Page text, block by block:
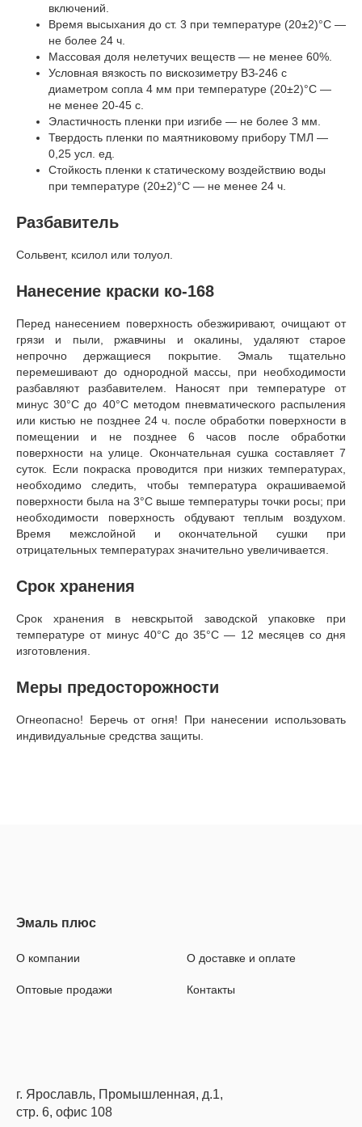
включений.
Время высыхания до ст. 3 при температуре (20±2)°C —
не более 24 ч.
Массовая доля нелетучих веществ — не менее 60%.
Условная вязкость по вискозиметру ВЗ-246 с
диаметром сопла 4 мм при температуре (20±2)°C —
не менее 20-45 с.
Эластичность пленки при изгибе — не более 3 мм.
Твердость пленки по маятниковому прибору ТМЛ —
0,25 усл. ед.
Стойкость пленки к статическому воздействию воды
при температуре (20±2)°C — не менее 24 ч.
Разбавитель
Сольвент, ксилол или толуол.
Нанесение краски ко-168
Перед нанесением поверхность обезжиривают, очищают от
грязи и пыли, ржавчины и окалины, удаляют старое
непрочно держащиеся покрытие. Эмаль тщательно
перемешивают до однородной массы, при необходимости
разбавляют разбавителем. Наносят при температуре от
минус 30°C до 40°C методом пневматического распыления
или кистью не позднее 24 ч. после обработки поверхности в
помещении и не позднее 6 часов после обработки
поверхности на улице. Окончательная сушка составляет 7
суток. Если покраска проводится при низких температурах,
необходимо следить, чтобы температура окрашиваемой
поверхности была на 3°С выше температуры точки росы; при
необходимости поверхность обдувают теплым воздухом.
Время межслойной и окончательной сушки при
отрицательных температурах значительно увеличивается.
Срок хранения
Срок хранения в невскрытой заводской упаковке при
температуре от минус 40°C до 35°C — 12 месяцев со дня
изготовления.
Меры предосторожности
Огнеопасно! Беречь от огня! При нанесении использовать
индивидуальные средства защиты.
О компании
Оптовые продажи
О доставке и оплате
Контакты
г. Ярославль, Промышленная, д.1,
стр. 6, офис 108